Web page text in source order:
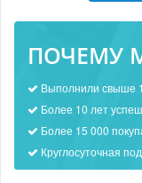
ПОЧЕМУ
Выполнили свыше
Более 10 лет
Более 15 000
Круглосуточная